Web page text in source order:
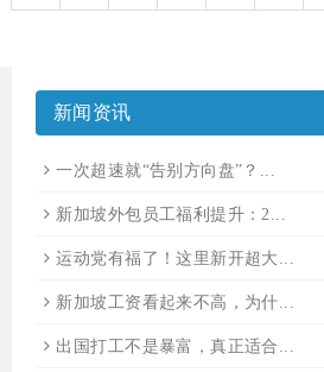
新闻资讯
一次超速就“告别方向盘”？...
新加坡外包员工福利提升：2...
运动党有福了！这里新开超大...
新加坡工资看起来不高，为什...
出国打工不是暴富，真正适合...